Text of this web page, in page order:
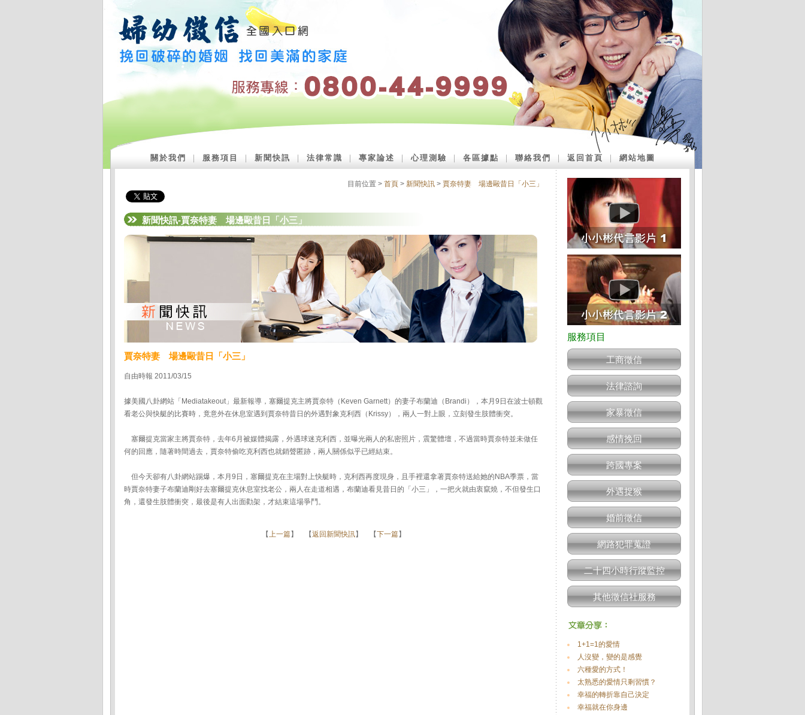
關於我們 服務項目 新聞快訊 法律常識 專家論述 ｜心理測驗 各區據點 聯絡我們 返回首頁 網站地圖
目前位置 > 首頁 > 新聞快訊 > 賈奈特妻 場邊毆昔日「小三」
新聞快訊-賈奈特妻 場邊毆昔日「小三」
賈奈特妻 場邊毆昔日「小三」
自由時報 2011/03/15
據美國八卦網站「Mediatakeout」最新報導，塞爾提克主將賈奈特（Keven Garnett）的妻子布蘭迪（Brandi），本月9日在波士頓觀
看老公與快艇的比賽時，竟意外在休息室遇到賈奈特昔日的外遇對象克利西（Krissy），兩人一對上眼，立刻發生肢體衝突。
塞爾提克當家主將賈奈特，去年6月被媒體揭露，外遇球迷克利西，並曝光兩人的私密照片，震驚體壇，不過當時賈奈特並未做任
何的回應，隨著時間過去，賈奈特偷吃克利西也就銷聲匿跡，兩人關係似乎已經結束。
但今天卻有八卦網站踢爆，本月9日，塞爾提克在主場對上快艇時，克利西再度現身，且手裡還拿著賈奈特送給她的NBA季票，當
時賈奈特妻子布蘭迪剛好去塞爾提克休息室找老公，兩人在走道相遇，布蘭迪看見昔日的「小三」，一把火就由衷竄燒，不但發生口
角，還發生肢體衝突，最後是有人出面勸架，才結束這場爭鬥。
【上一篇】 【返回新聞快訊】 【下一篇】
工商徵信
法律諮詢
家暴徵信
感情挽回
跨國專案
外遇捉猴
婚前徵信
網路犯罪蒐證
二十四小時行蹤監控
其他徵信社服務
1+1=1的愛情
人沒變，變的是感覺
六種愛的方式！
太熟悉的愛情只剩習慣？
幸福的轉折靠自己決定
幸福就在你身邊